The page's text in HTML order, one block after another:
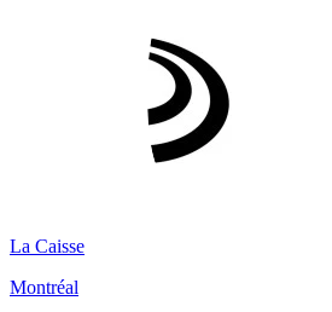
La Caisse
Montréal